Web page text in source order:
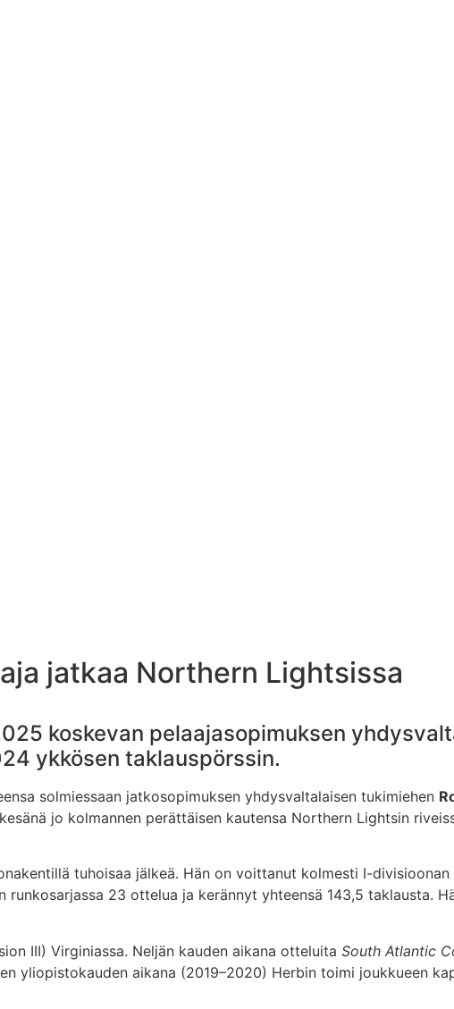
jatkaa Northern Lightsissa
koskevan pelaajasopimuksen
ykkösen taklauspörssin.
solmiessaan jatkosopimuksen yhdysvaltalaisen tukimiehen
jo kolmannen perättäisen kautensa Northern Lightsin
tuhoisaa jälkeä. Hän on voittanut kolmesti I-
23 ottelua ja kerännyt yhteensä 143,5 taklausta.
III) Virginiassa. Neljän kauden aikana otteluita South Atlantic
yliopistokauden aikana (2019–2020) Herbin toimi joukkueen